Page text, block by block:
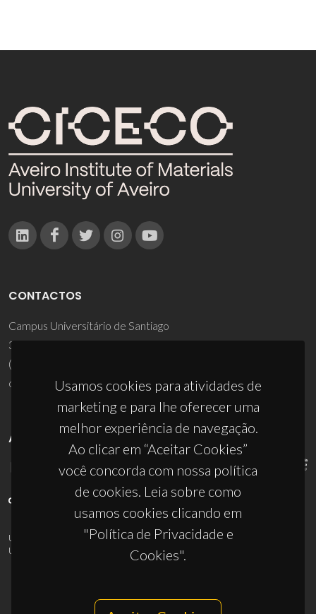
Usamos cookies para atividades de
marketing e para lhe oferecer uma
melhor experiência de navegação.
Ao clicar em “Aceitar Cookies”
você concorda com nossa política
de cookies. Leia sobre como
usamos cookies clicando em
"Política de Privacidade e
Cookies".
CONTACTOS
Campus Universitário de Santiago
3810-193 Aveiro - Portugal
(+351) 234 370 200
ciceco@ua.pt
APOIOS
UID/PRR/50011/2025(DOI:10.54499/UID/PRR/50011/2025
UID/PRR2/50011/2025
10.54499/UID/PRR2/50011/2025